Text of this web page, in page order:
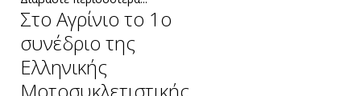
Στο Αγρίνιο το 1ο
συνέδριο της
Ελληνικής